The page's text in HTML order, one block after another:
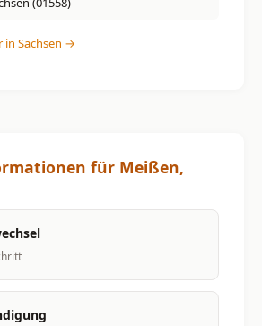
in Sachsen →
für Meißen,